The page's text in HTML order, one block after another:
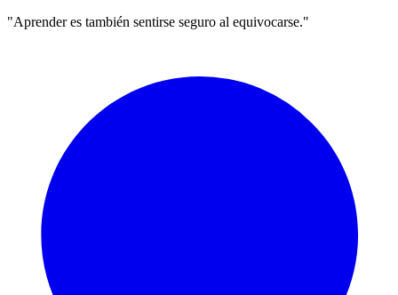
"Aprender es también sentirse seguro al equivocarse."